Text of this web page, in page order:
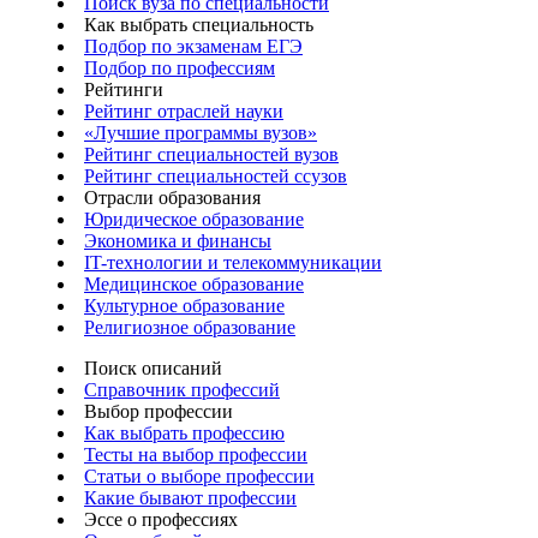
Как выбрать специальность
Подбор по экзаменам ЕГЭ
Подбор по профессиям
Рейтинги
Рейтинг отраслей науки
«Лучшие программы вузов»
Рейтинг специальностей вузов
Рейтинг специальностей ссузов
Отрасли образования
Юридическое образование
Экономика и финансы
IT-технологии и телекоммуникации
Медицинское образование
Культурное образование
Религиозное образование
Поиск описаний
Справочник профессий
Выбор профессии
Как выбрать профессию
Тесты на выбор профессии
Статьи о выборе профессии
Какие бывают профессии
Эссе о профессиях